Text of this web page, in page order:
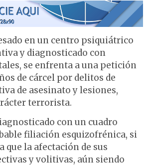
en un centro psiquiátrico
y diagnosticado con
se enfrenta a una petición
de cárcel por delitos de
de asesinato y lesiones,
terrorista.
con un cuadro
filiación esquizofrénica, si
que la afectación de sus
y volitivas, aún siendo